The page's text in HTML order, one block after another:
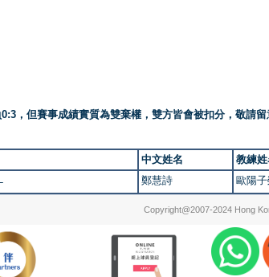
，但賽事成績實質為雙棄權，雙方皆會被扣分，敬請留
中文姓名
教練
鄭慧詩 歐陽